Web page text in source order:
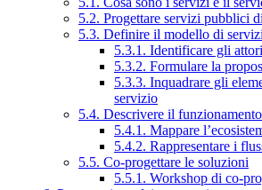
5.2. Progettare servizi pubblici
5.3. Definire il modello di
5.3.1. Identificare gli
5.3.2. Formulare la
5.3.3. Inquadrare gli
servizio
5.4. Descrivere il
5.4.1. Mappare
5.4.2. Rappresentare i
5.5. Co-progettare le soluzioni
5.5.1. Workshop di co-